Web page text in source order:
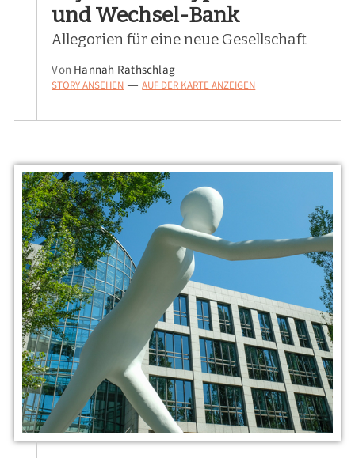
und Wechsel-Bank
Allegorien für eine neue Gesellschaft
Von Hannah Rathschlag
STORY ANSEHEN — AUF DER KARTE ANZEIGEN